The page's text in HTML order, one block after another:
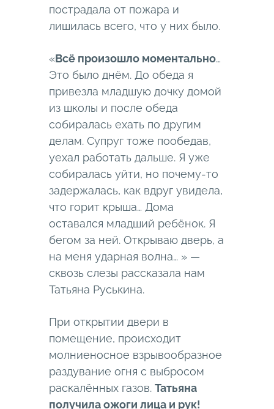
пострадала от пожара и
лишилась всего, что у них было.
«Всë произошло моментально…
Это было днём. До обеда я
привезла младшую дочку домой
из школы и после обеда
собиралась ехать по другим
делам. Супруг тоже пообедав,
уехал работать дальше. Я уже
собиралась уйти, но почему-то
задержалась, как вдруг увидела,
что горит крыша… Дома
оставался младший ребёнок. Я
бегом за ней. Открываю дверь, а
на меня ударная волна… » —
сквозь слезы рассказала нам
Татьяна Руськина.
При открытии двери в
помещение, происходит
молниеносное взрывообразное
раздувание огня с выбросом
раскалённых газов. Татьяна
получила ожоги лица и рук!